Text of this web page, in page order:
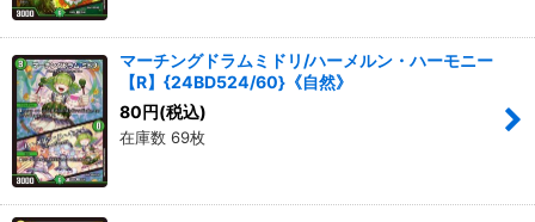
マーチングドラムミドリ/ハーメルン・ハーモニー
【R】{24BD524/60}《自然》
80円(税込)
在庫数 69枚